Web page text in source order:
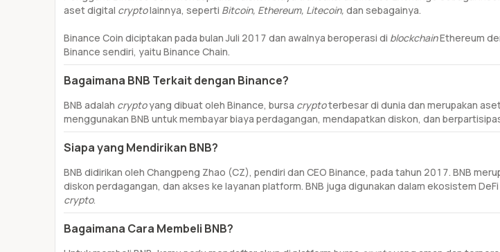
aset digital cryptolainnya, seperti Bitcoin, Ethereum, Litecoin, dan sebagainya.
Binance Coin diciptakan pada bulan Juli 2017 dan awalnya beroperasi di blockchainEthereum
Binance sendiri, yaitu Binance Chain.
Bagaimana BNB Terkait dengan Binance?
BNB adalah cryptoyang dibuat oleh Binance, bursa cryptoterbesar di dunia dan merupakan
menggunakan BNB untuk membayar biaya perdagangan, mendapatkan diskon, dan
Siapa yang Mendirikan BNB?
BNB didirikan oleh Changpeng Zhao (CZ), pendiri dan CEO Binance, pada tahun 2017. BNB
diskon perdagangan, dan akses ke layanan platform. BNB juga digunakan dalam ekosistem
crypto.
Bagaimana Cara Membeli BNB?